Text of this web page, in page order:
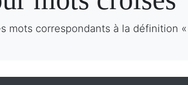
mots correspondants à la définition